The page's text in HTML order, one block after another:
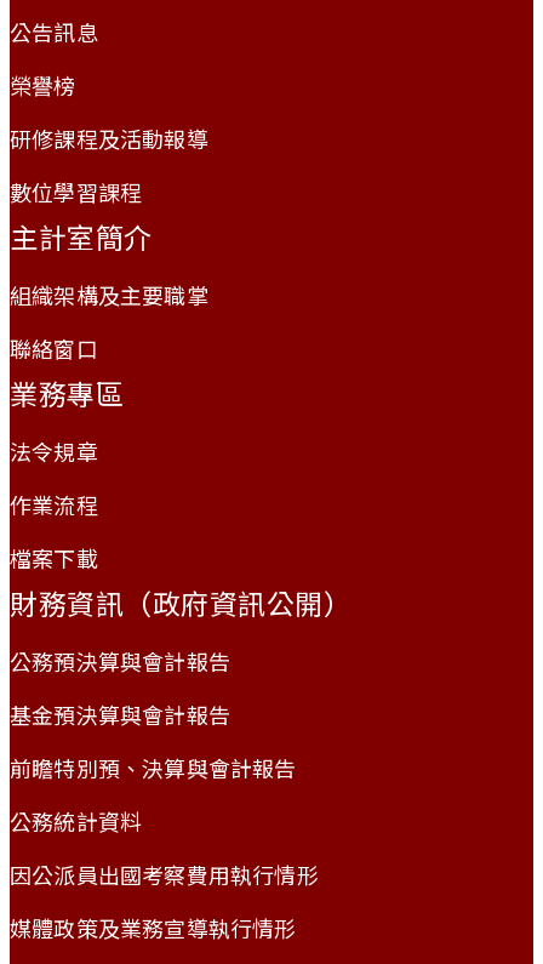
公告訊息
榮譽榜
研修課程及活動報導
數位學習課程
主計室簡介
組織架構及主要職掌
聯絡窗口
業務專區
法令規章
作業流程
檔案下載
財務資訊（政府資訊公開）
公務預決算與會計報告
基金預決算與會計報告
前瞻特別預、決算與會計報告
公務統計資料
因公派員出國考察費用執行情形
媒體政策及業務宣導執行情形